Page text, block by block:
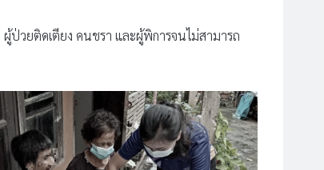
วยติดเตียง​ คนชรา และผู้พิการ​จนไม่สามารถ